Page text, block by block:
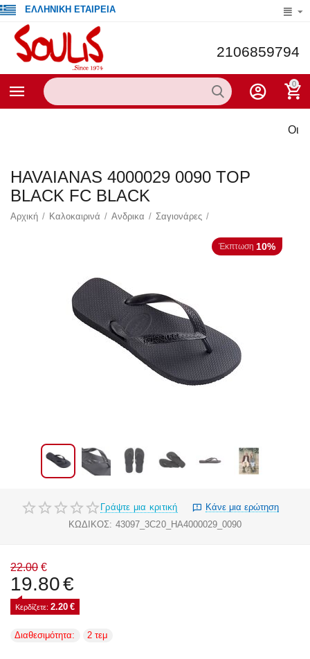
ΕΛΛΗΝΙΚΗ ΕΤΑΙΡΕΙΑ
2106859794
0
Οι
HAVAIANAS 4000029 0090 TOP
BLACK FC BLACK
Αρχική / Καλοκαιρινά / Ανδρικα / Σαγιονάρες /
Έκπτωση 10%
Γράψτε μια κριτική
Κάνε μια ερώτηση
ΚΩΔΙΚΟΣ: 43097_3C20_HA4000029_0090
22.00 €
19.80€
Κερδίζετε: 2.20 €
Διαθεσιμότητα: 2 τεμ